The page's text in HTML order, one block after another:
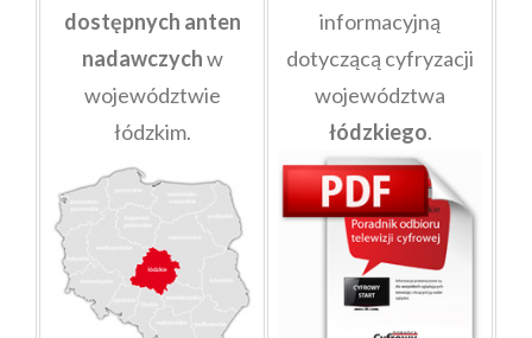
dostępnych anten
nadawczychw
województwie
łódzkim.
informacyjną
dotyczącą cyfryzacji
województwa
łódzkiego.